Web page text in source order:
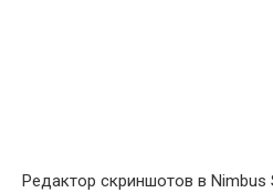
Редактор скриншотов в